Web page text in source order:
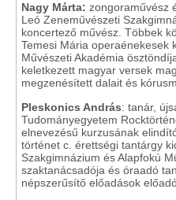
Nagy Márta: zongoraművész
Leó Zeneművészeti
koncertező művész. Többek
Temesi Mária operaénekesek
Művészeti Akadémia
keletkezett magyar versek
megzenésített dalait és
Pleskonics András: tanár,
Tudományegyetem
elnevezésű kurzusának
történet c. érettségi tantárgy
Szakgimnázium és Alapfokú
szaktanácsadója és óraadó
népszerűsítő előadások